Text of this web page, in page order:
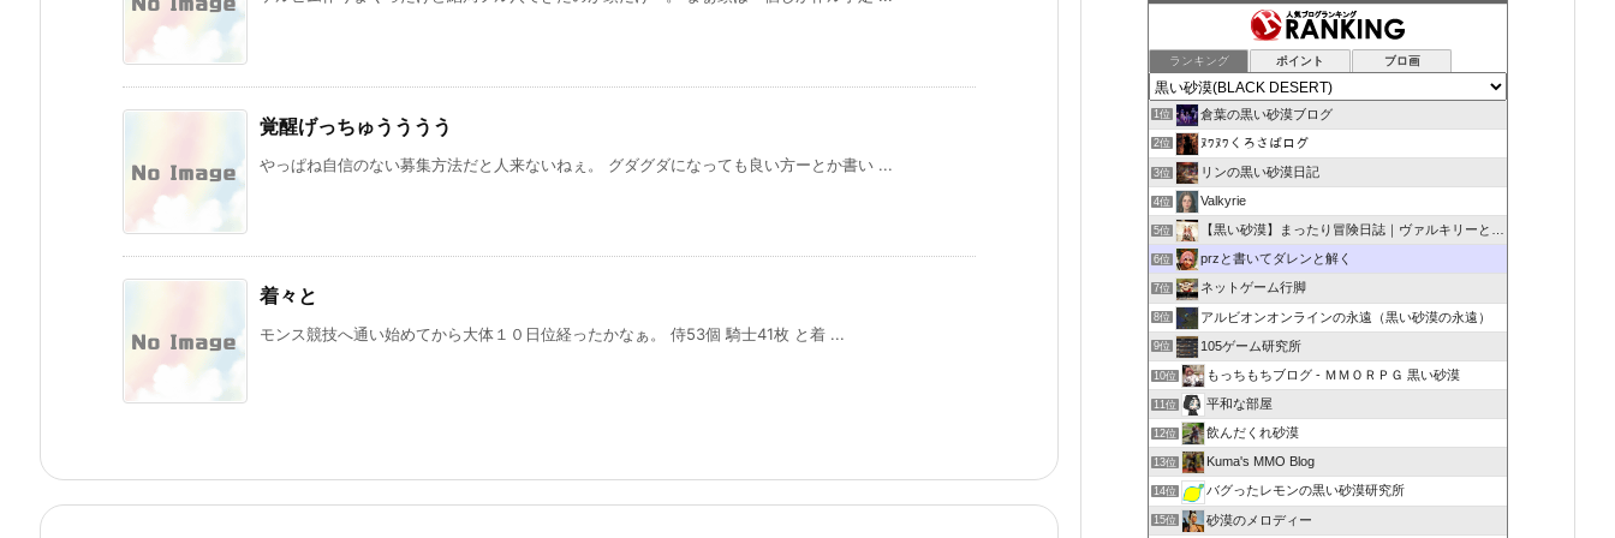
覚醒げっちゅうううう
やっぱね自信のない募集方法だと人来ないねぇ。 グダグダになっても良い方ーとか書い ...
着々と
モンス競技へ通い始めてから大体１０日位経ったかなぁ。 侍53個 騎士41枚 と着 ...
ランキング ポイント ブロ画
1位 倉葉の黒い砂漠ブログ
2位 ﾇﾜﾇﾜくろさばログ
3位 リンの黒い砂漠日記
4位 Valkyrie
5位 【黒い砂漠】まったり冒険日誌｜ヴァルキリーと闇の精霊の旅
6位 przと書いてダレンと解く
7位 ネットゲーム行脚
8位 アルビオンオンラインの永遠（黒い砂漠の永遠）
9位 105ゲーム研究所
10位 もっちもちブログ - ＭＭＯＲＰＧ 黒い砂漠
11位 平和な部屋
12位 飲んだくれ砂漠
13位 Kuma's MMO Blog
14位 バグったレモンの黒い砂漠研究所
15位
砂漠のメロディー